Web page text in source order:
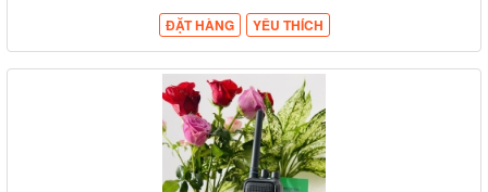
ĐẶT HÀNG YÊU THÍCH